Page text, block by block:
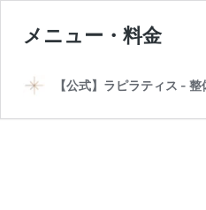
メニュー・料金
【公式】ラピラティス -